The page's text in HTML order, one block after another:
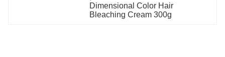
Dimensional Color Hair
Bleaching Cream 300g